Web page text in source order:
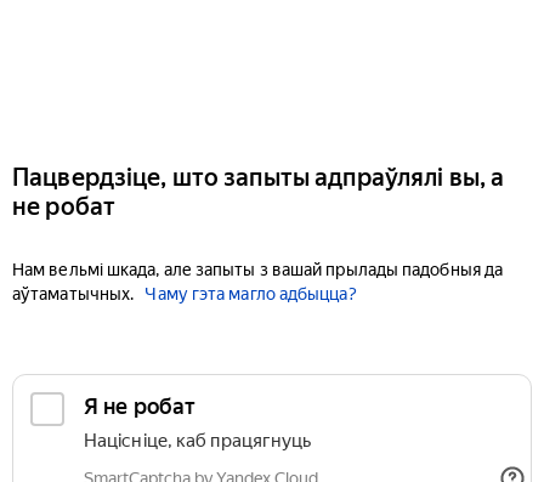
Пацвердзіце, што запыты адпраўлялі вы, а
не робат
Нам вельмі шкада, але запыты з вашай прылады падобныя да
аўтаматычных.
Чаму гэта магло адбыцца?
Я не робат
Націсніце, каб працягнуць
SmartCaptcha by Yandex Cloud